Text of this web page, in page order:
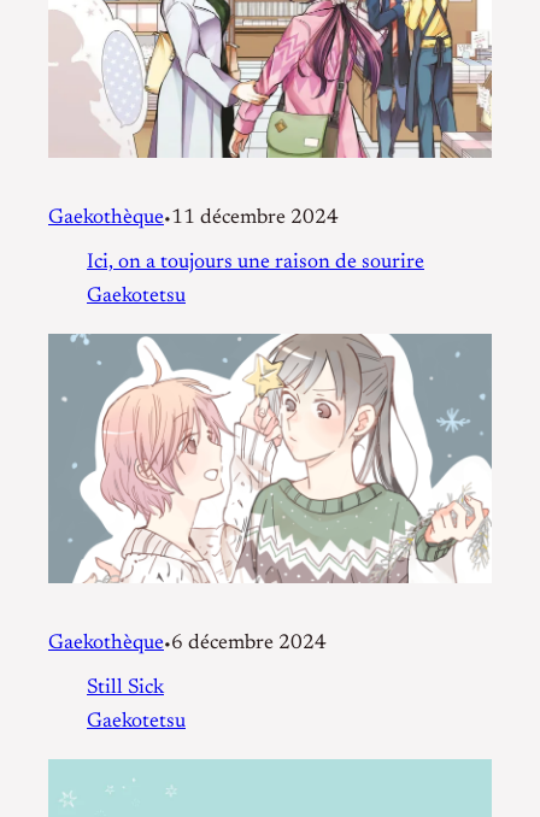
Gaekothèque•11 décembre 2024
Ici, on a toujours une raison de sourire
Gaekotetsu
Gaekothèque•6 décembre 2024
Still Sick
Gaekotetsu